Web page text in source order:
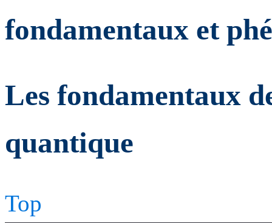
fondamentaux et
Les fondamentaux
quantique
Top